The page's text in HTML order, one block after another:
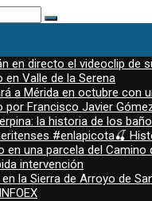
en directo el videoclip de
Valle de la Serena
a Mérida en octubre con
por Francisco Javier
la historia de los
#enlapicota🍒
en una parcela del Camino
intervención
la Sierra de Arroyo de